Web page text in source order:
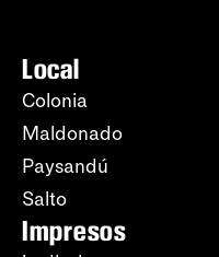
Local
Colonia
Maldonado
Paysandú
Salto
Impresos